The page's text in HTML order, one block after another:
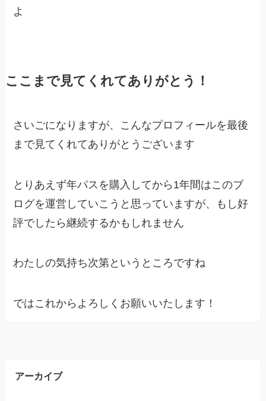
よ
ここまで見てくれてありがとう！
さいごになりますが、こんなプロフィールを最後
まで見てくれてありがとうございます
とりあえず年パスを購入してから1年間はこのブ
ログを運営していこうと思っていますが、もし好
評でしたら継続するかもしれません
わたしの気持ち次第というところですね
ではこれからよろしくお願いいたします！
アーカイブ